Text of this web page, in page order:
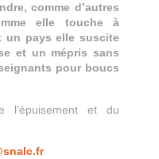
comme d’autres
elle touche à
un pays elle suscite
et un mépris sans
pour boucs
l’épuisement et du